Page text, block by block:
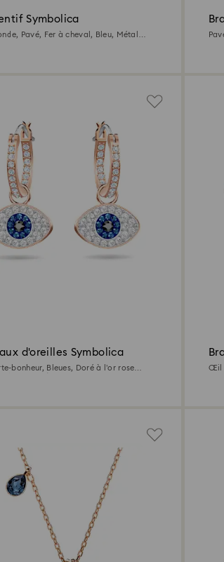
Symbolica
Pavé, Fer à cheval, Bleu, Métal
d'oreilles Symbolica
bonheur, Bleues, Doré à l’or rose
Œil